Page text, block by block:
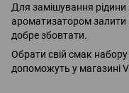
Для замішування
ароматизатором залити
добре збовтати.
Обрати свій смак
допоможуть у магазині